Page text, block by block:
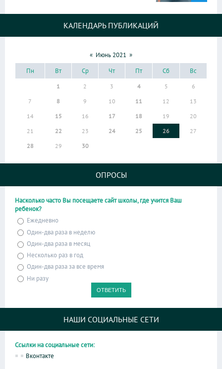
КАЛЕНДАРЬ ПУБЛИКАЦИЙ
« Июнь 2021 »
Пн
Вт Ср Чт Пт Сб Вс
1 2 3 4 5
6
7
8 9 10 11 12
13
14
15 16 17 18 19
20
21
22 23 24 25 26
27
28
29 30
ОПРОСЫ
Насколько часто Вы посещаете сайт школы, где учится Ваш
ребенок?
Ежедневно
Один-два раза в неделю
Один-два раза в месяц
Несколько раз в год
Один-два раза за все время
Ни разу
НАШИ СОЦИАЛЬНЫЕ СЕТИ
Ссылки на социальные сети:
Вконтакте